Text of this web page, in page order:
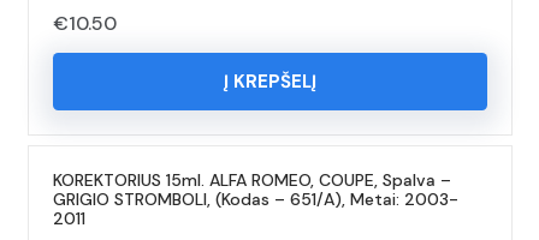
€10.50
Į KREPŠELĮ
KOREKTORIUS 15ml. ALFA ROMEO, COUPE, Spalva –
GRIGIO STROMBOLI, (Kodas – 651/A), Metai: 2003-
2011